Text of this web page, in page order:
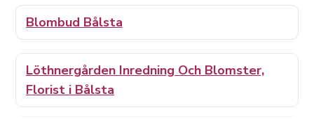
Blombud Bålsta
Löthnergården Inredning Och Blomster,
Florist i Bålsta